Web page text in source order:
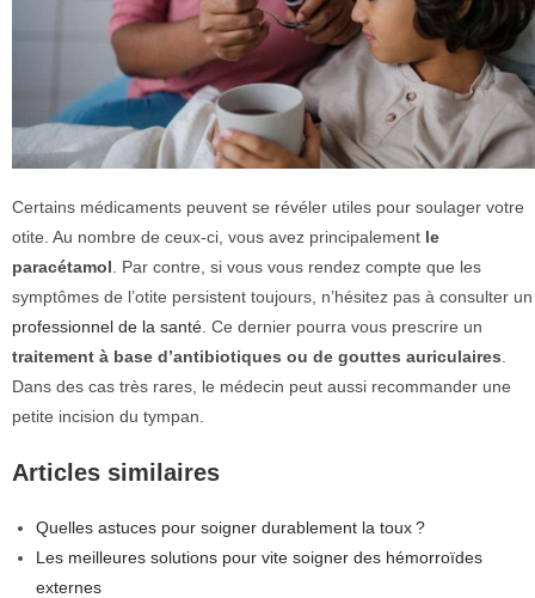
Certains médicaments peuvent se révéler utiles pour soulager votre
otite. Au nombre de ceux-ci, vous avez principalement le
paracétamol . Par contre, si vous vous rendez compte que les
symptômes de l’otite persistent toujours, n’hésitez pas à consulter un
professionnel de la santé . Ce dernier pourra vous prescrire un
traitement à base d’antibiotiques ou de gouttes auriculaires
Dans des cas très rares, le médecin peut aussi recommander une
petite incision du tympan.
Articles similaires
Quelles astuces pour soigner durablement la toux ?
Les meilleures solutions pour vite soigner des hémorroïdes
externes